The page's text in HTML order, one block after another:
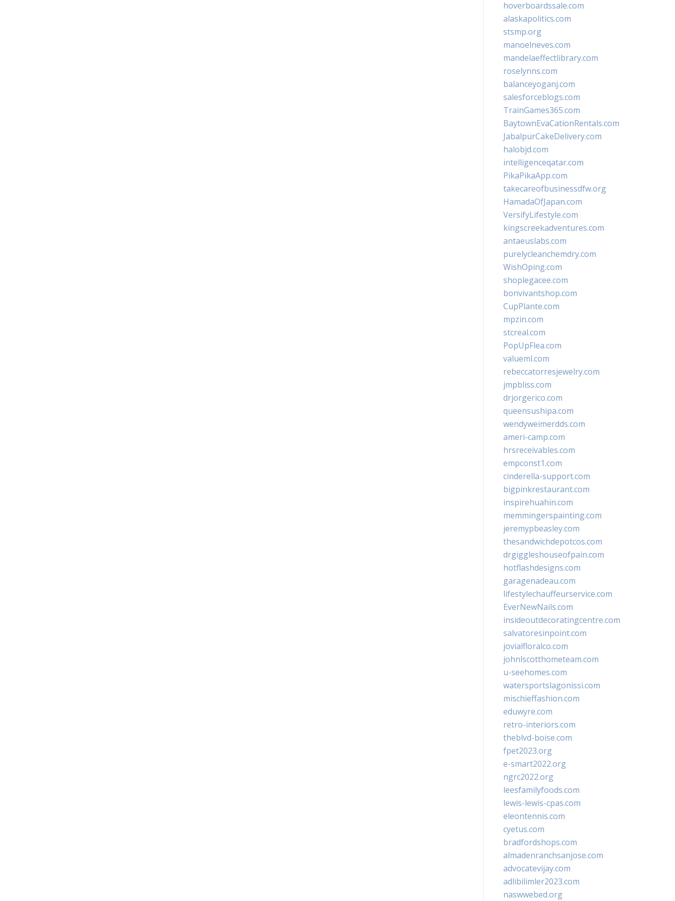
hoverboardssale.com
alaskapolitics.com
stsmp.org
manoelneves.com
mandelaeffectlibrary.com
roselynns.com
balanceyoganj.com
salesforceblogs.com
TrainGames365.com
BaytownEvaCationRentals.com
JabalpurCakeDelivery.com
halobjd.com
intelligenceqatar.com
PikaPikaApp.com
takecareofbusinessdfw.org
HamadaOfJapan.com
VersifyLifestyle.com
kingscreekadventures.com
antaeuslabs.com
purelycleanchemdry.com
WishOping.com
shoplegacee.com
bonvivantshop.com
CupPlante.com
mpzin.com
stcreal.com
PopUpFlea.com
valueml.com
rebeccatorresjewelry.com
jmpbliss.com
drjorgerico.com
queensushipa.com
wendyweimerdds.com
ameri-camp.com
hrsreceivables.com
empconst1.com
cinderella-support.com
bigpinkrestaurant.com
inspirehuahin.com
memmingerspainting.com
jeremypbeasley.com
thesandwichdepotcos.com
drgiggleshouseofpain.com
hotflashdesigns.com
garagenadeau.com
lifestylechauffeurservice.com
EverNewNails.com
insideoutdecoratingcentre.com
salvatoresinpoint.com
jovialfloralco.com
johnlscotthometeam.com
u-seehomes.com
watersportslagonissi.com
mischieffashion.com
eduwyre.com
retro-interiors.com
theblvd-boise.com
fpet2023.org
e-smart2022.org
ngrc2022.org
leesfamilyfoods.com
lewis-lewis-cpas.com
eleontennis.com
cyetus.com
bradfordshops.com
almadenranchsanjose.com
advocatevijay.com
adlibilimler2023.com
naswwebed.org